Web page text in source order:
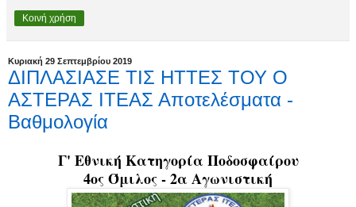
Κοινή χρήση
Κυριακή 29 Σεπτεμβρίου 2019
ΔΙΠΛΑΣΙΑΣΕ ΤΙΣ ΗΤΤΕΣ ΤΟΥ Ο
ΑΣΤΕΡΑΣ ΙΤΕΑΣ Αποτελέσματα -
Βαθμολογία
Γ' Εθνική Κατηγορία Ποδοσφαίρου
4ος Όμιλος - 2α Αγωνιστική